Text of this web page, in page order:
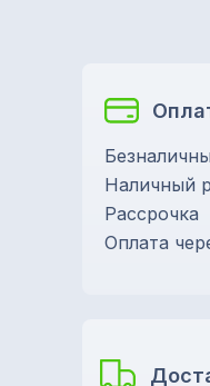
Наличный
Рассрочка
Оплата